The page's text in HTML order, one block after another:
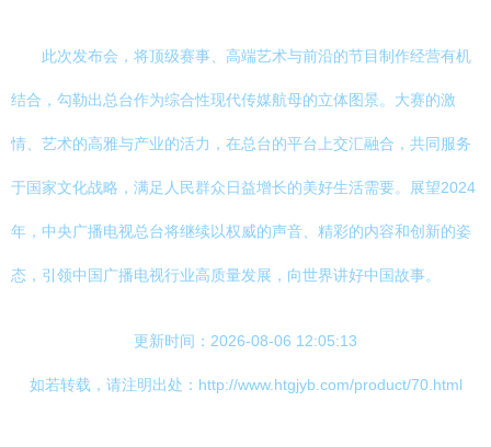
此次发布会，将顶级赛事、高端艺术与前沿的节目制作经营有机
结合，勾勒出总台作为综合性现代传媒航母的立体图景。大赛的激
情、艺术的高雅与产业的活力，在总台的平台上交汇融合，共同服务
于国家文化战略，满足人民群众日益增长的美好生活需要。展望2024
年，中央广播电视总台将继续以权威的声音、精彩的内容和创新的姿
态，引领中国广播电视行业高质量发展，向世界讲好中国故事。
更新时间：2026-08-06 12:05:13
如若转载，请注明出处：http://www.htgjyb.com/product/70.html